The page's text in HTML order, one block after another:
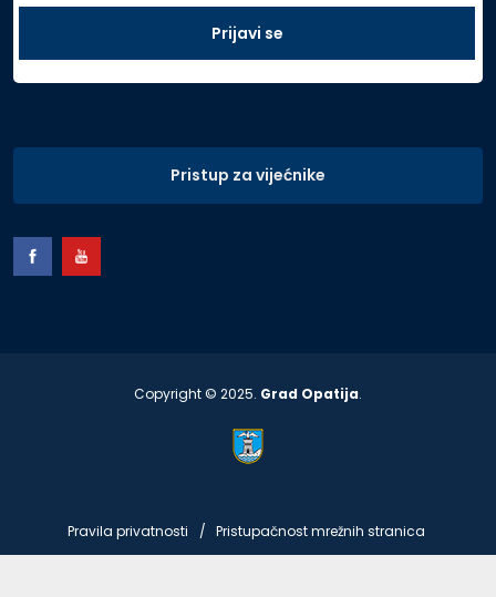
Pristup za vijećnike
Copyright © 2025. Grad Opatija.
Pravila privatnosti Pristupačnost mrežnih stranica